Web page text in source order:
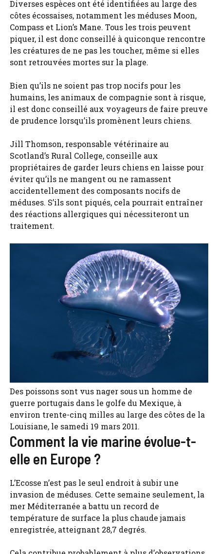
Diverses espèces ont été identifiées au large des
côtes écossaises, notamment les méduses Moon,
Compass et Lion’s Mane. Tous les trois peuvent
piquer, il est donc conseillé à quiconque rencontre
les créatures de ne pas les toucher, même si elles
sont retrouvées mortes sur la plage.
Bien qu’ils ne soient pas trop nocifs pour les
humains, les animaux de compagnie sont à risque,
il est donc conseillé aux voyageurs de faire preuve
de prudence lorsqu’ils promènent leurs chiens.
Jill Thomson, responsable vétérinaire au
Scotland’s Rural College, conseille aux
propriétaires de garder leurs chiens en laisse pour
éviter qu’ils ne mangent ou ne ramassent
accidentellement des composants nocifs de
méduses. S’ils sont piqués, cela pourrait entraîner
des réactions allergiques qui nécessiteront un
traitement.
Des poissons sont vus nager sous un homme de
guerre portugais dans le golfe du Mexique, à
environ trente-cinq milles au large des côtes de la
Louisiane, le samedi 19 mars 2011.
Comment la vie marine évolue-t-
elle en Europe ?
L’Ecosse n’est pas le seul endroit à subir une
invasion de méduses. Cette semaine seulement, la
mer Méditerranée a battu un record de
température de surface la plus chaude jamais
enregistrée, atteignant 28,7 degrés.